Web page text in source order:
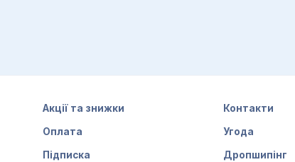
Акції та знижки Контакти
Оплата Угода
Підписка Дропшипінг